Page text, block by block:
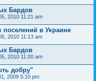
Бардов
2010 11:21 am
в Украине
2010 11:13 am
Бардов
2010 11:00 am
добру"
2009 5:10 pm